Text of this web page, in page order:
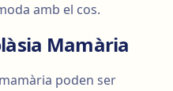
amb el cos.
Mamària
poden ser